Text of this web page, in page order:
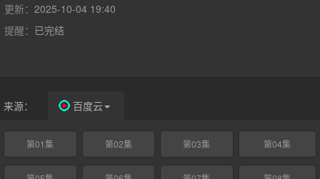
隐藏着一座恐怖之屋，其骇人程度足以重新定义美国噩梦。在孤
立、精神错乱和对母亲的极度执念驱使下，盖恩的变态罪行催生了
一种新的怪物，这种怪物影响了好莱坞数十年。从《惊魂记》到
瑞恩·墨菲和伊恩·布雷南的开创性独立单元剧集携其迄今为止最惊
普莱恩菲尔德的一个普通人如何成为历史上最独一无二的怪物。他
向世人揭示了最可怕的真相：怪物并非天生，而是由我们创造。
更新： 2025-10-04 19:40
提醒： 已完结
来源： 百度云
第01集 第02集 第03集 第04集